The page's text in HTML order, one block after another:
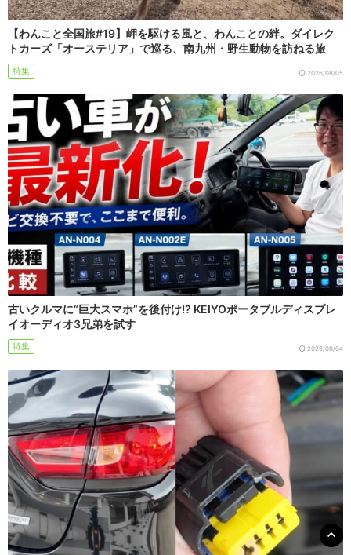
【わんこと全国旅#19】岬を駆ける風と、わんことの絆。ダイレク
トカーズ「オーステリア」で巡る、南九州・野生動物を訪ねる旅
特集 2026/08/05
古いクルマに“巨大スマホ”を後付け!? KEIYOポータブルディスプレ
イオーディオ3兄弟を試す
特集 2026/08/04